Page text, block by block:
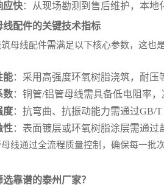
应快：从现场勘测到售后维护，本地
线配件的关键技术指标
母线配件需满足以下核心参数，这也
能：采用高强度环氧树脂浇筑，耐压
数：铜管/铝管母线需具备低电阻率
度：抗弯曲、抗振动能力需通过GB/T
性：表面镀层或环氧树脂涂层需通过
线通过全流程质量控制，确保每一批
靠谱的泰州厂家？